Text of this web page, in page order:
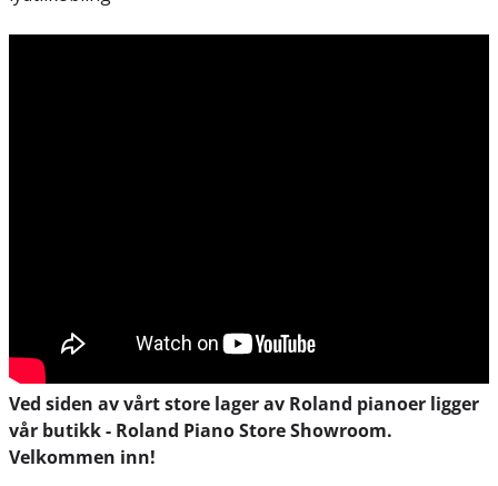
Ved siden av vårt store lager av Roland pianoer ligger
vår butikk - Roland Piano Store Showroom.
Velkommen inn!